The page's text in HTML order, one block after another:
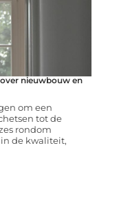
nieuwbouw en
om een
tot de
rondom
de kwaliteit,